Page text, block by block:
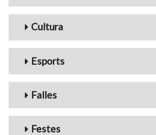
Cultura
Esports
Falles
Festes